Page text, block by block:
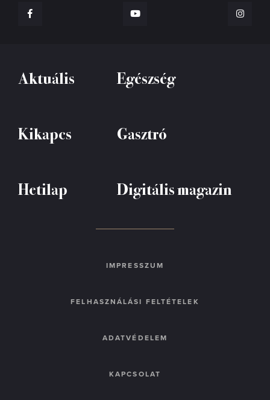
Aktuális Egészség
Kikapcs Gasztró
Hetilap Digitális magazin
IMPRESSZUM
FELHASZNÁLÁSI FELTÉTELEK
ADATVÉDELEM
KAPCSOLAT